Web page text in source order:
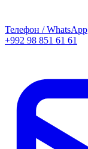
Телефон / WhatsApp
+992 98 851 61 61